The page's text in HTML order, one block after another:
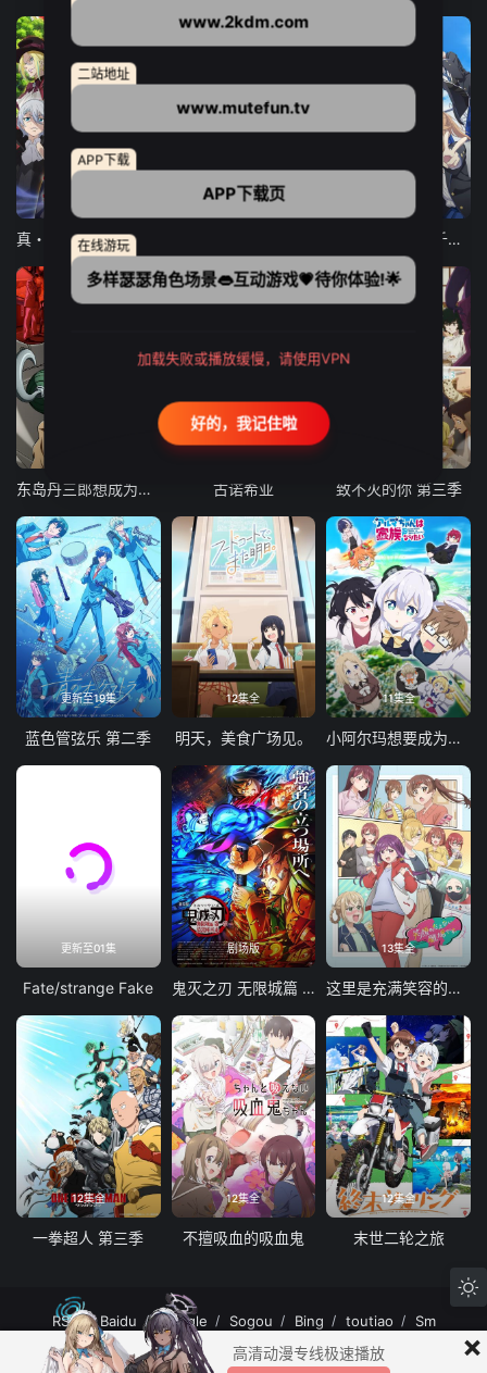
12集全
弹珠汽水瓶里的千岁同学
东岛丹三郎想成为假面骑士
更新至21集
古诺希亚 致不灭的你 第三季
更新至19集
蓝色管弦乐 第二季
12集全
明天，美食广场见。
11集全
小阿尔玛想要成为家人
更新至01集
Fate/strange Fake
剧场版
鬼灭之刃 无限城篇 第一章 猗窝座再袭
13集全
这里是充满笑容的职场。
12集全
一拳超人 第三季
12集全
不擅吸血的吸血鬼
12集全
末世二轮之旅
RSS Baidu Google Sogou Bing toutiao Sm
MuteFun动漫网站-无声乐趣-(゜-゜)つロ 干杯~MuteFun动漫网站所有内容均来
自互联网分享站点所提供的公开引用资源，未提供资源上传、存储服务。
×
高清动漫专线极速播放
www.2kdm.com
二站地址
www.mutefun.tv
APP下载
APP下载页
在线游玩
多样瑟瑟角色场景👄互动游戏💗待你体验!🌟
加载失败或播放缓慢，请使用VPN
好的，我记住啦